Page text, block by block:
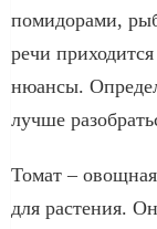
помидорами,
речи
нюансы.
лучше
Томат –
для растения.